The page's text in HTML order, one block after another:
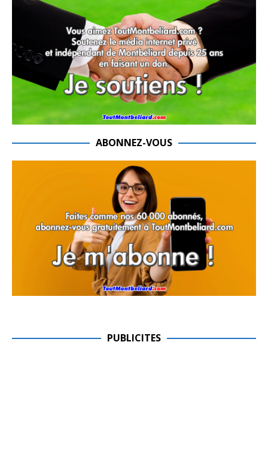
ABONNEZ-VOUS
PUBLICITES